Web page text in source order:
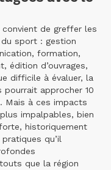
de greffer les
sport : gestion
formation,
édition d’ouvrages,
difficile à évaluer, la
approcher 10
Mais à ces impacts
impalpables, bien
historiquement
qu’il
que la région